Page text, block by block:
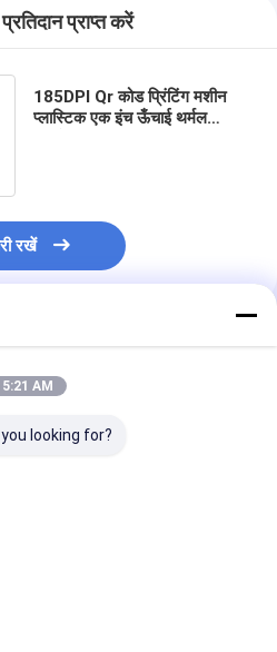
प्राप्त करें
185DPI Qr कोड प्रिंटिंग मशीन
प्लास्टिक एक इंच ऊँचाई थर्मल
रखें
5:21 AM
looking for?